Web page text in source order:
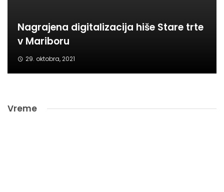
Nagrajena digitalizacija hiše Stare trte
v Mariboru
29. oktobra, 2021
Vreme